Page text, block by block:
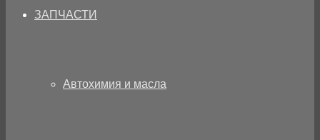
ЗАПЧАСТИ
Автохимия и масла